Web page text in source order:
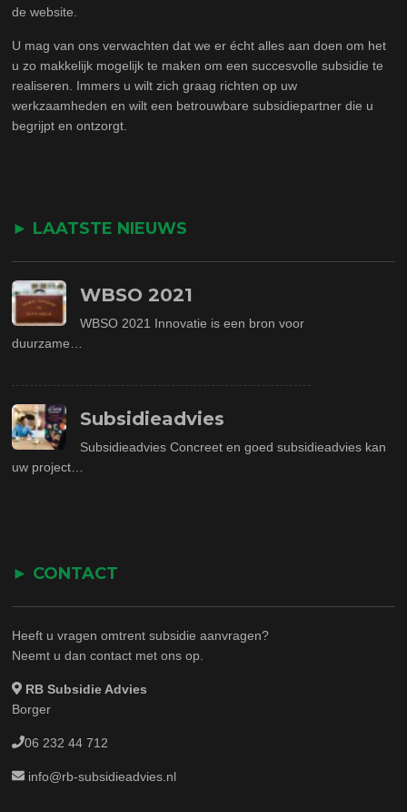
de website.
U mag van ons verwachten dat we er écht alles aan doen om het
u zo makkelijk mogelijk te maken om een succesvolle subsidie te
realiseren. Immers u wilt zich graag richten op uw
werkzaamheden en wilt een betrouwbare subsidiepartner die u
begrijpt en ontzorgt.
► LAATSTE NIEUWS
WBSO 2021
WBSO 2021 Innovatie is een bron voor
duurzame…
Subsidieadvies
Subsidieadvies Concreet en goed subsidieadvies kan
uw project…
► CONTACT
Heeft u vragen omtrent subsidie aanvragen?
Neemt u dan contact met ons op.
RB Subsidie Advies
Borger
06 232 44 712
info@rb-subsidieadvies.nl